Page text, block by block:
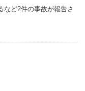
など2件の事故が報告さ